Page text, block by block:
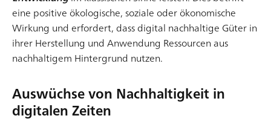
effiziente Arbeitsweise der Zukunft?
Neben veränderten Geschäftsmodellen und dem
eine positive ökologische, soziale oder ökonomische
Wirkung und erfordert, dass digital nachhaltige Güter in
ihrer Herstellung und Anwendung Ressourcen aus
nachhaltigem Hintergrund nutzen.
Auswüchse von Nachhaltigkeit in
digitalen Zeiten